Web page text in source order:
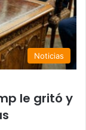
Noticias
le gritó y